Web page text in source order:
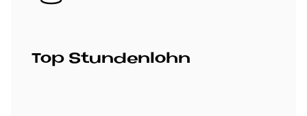
Top Stun­den­lohn